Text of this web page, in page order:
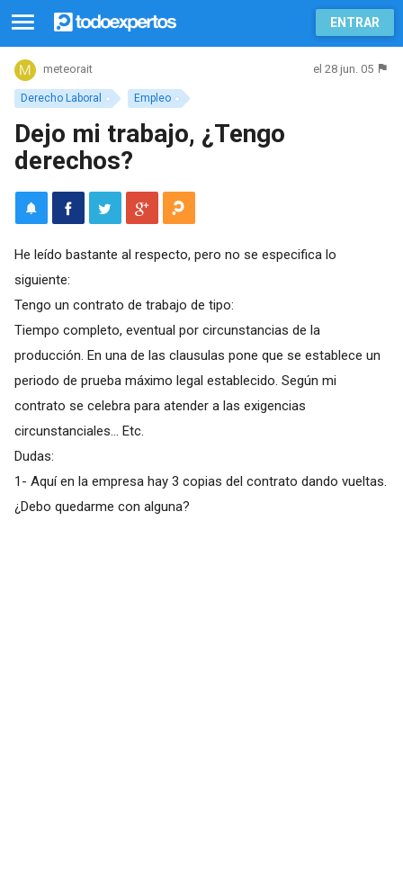
ENTRAR
Derecho Laboral Empleo
meteorait el 28 jun. 05
Dejo mi trabajo, ¿Tengo
derechos?
He leído bastante al respecto, pero no se especifica lo
siguiente:
Tengo un contrato de trabajo de tipo:
Tiempo completo, eventual por circunstancias de la
producción. En una de las clausulas pone que se establece un
periodo de prueba máximo legal establecido. Según mi
contrato se celebra para atender a las exigencias
circunstanciales... Etc.
Dudas:
1- Aquí en la empresa hay 3 copias del contrato dando vueltas.
¿Debo quedarme con alguna?